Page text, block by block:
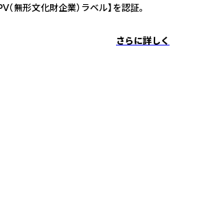
（無形文化財企業）ラベル】を認証。
さらに詳しく